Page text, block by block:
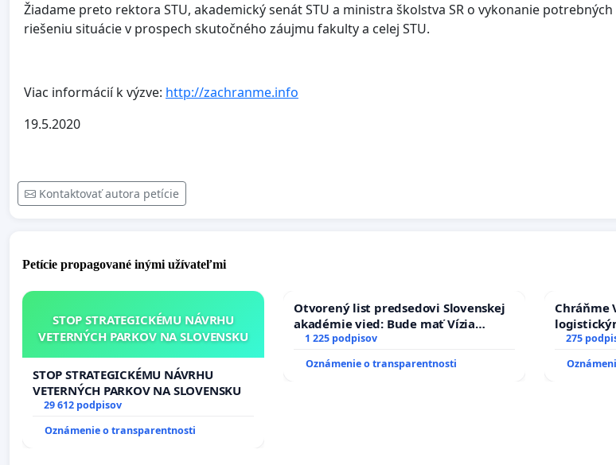
Žiadame preto rektora STU, akademický senát STU a ministra školstva SR o vykonanie
riešeniu situácie v prospech skutočného záujmu fakulty a celej STU.
Viac informácií k výzve: http://zachranme.info
19.5.2020
Kontaktovať autora petície
Petície propagované inými užívateľmi
STOP STRATEGICKÉMU NÁVRHU
VETERNÝCH PARKOV NA SLOVENSKU
STOP STRATEGICKÉMU NÁVRHU
VETERNÝCH PARKOV NA SLOVENSKU
29 612 podpisov
Oznámenie o transparentnosti
Otvorený list predsedovi Slovenskej
akadémie vied: Bude mať Vízia
Slovenska 2040 mravnú chrbticu?
1 225 podpisov
Oznámenie o transparentnosti
Chráňme
275